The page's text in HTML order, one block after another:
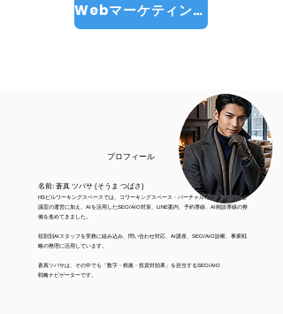
Webマーケティングの相談
​プロフィール
名前: 蒼真 ツバサ (そうま つばさ)
HSビルワーキングスペースでは、コワーキングスペース・バーチャルオフィス・貸し会
議室の運営に加え、AIを活用したSEO/AIO対策、LINE案内、予約導線、AI相談導線の整
備を進めてきました。
役割別AIスタッフを実務に組み込み、問い合わせ対応、AI講座、SEO/AIO診断、事業戦
略の整理に活用しています。
蒼真ツバサは、その中でも「数字・根拠・投資対効果」を担当するSEO/AIO
戦略ナビゲーターです。